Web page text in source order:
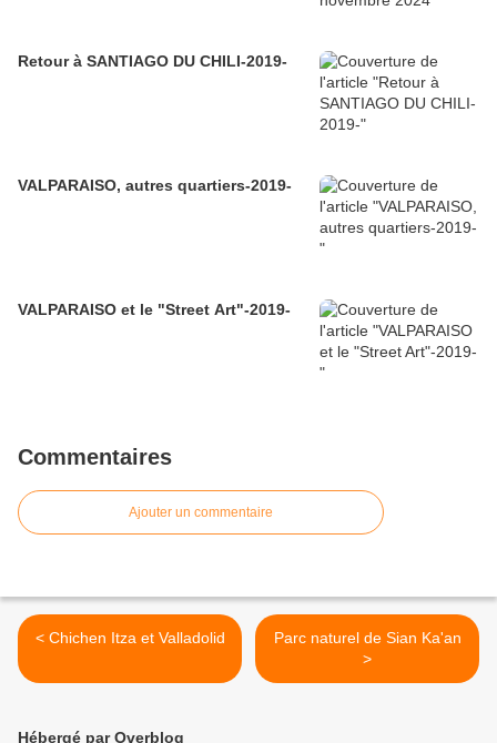
Retour à SANTIAGO DU CHILI-2019-
VALPARAISO, autres quartiers-2019-
VALPARAISO et le "Street Art"-2019-
Commentaires
Ajouter un commentaire
< Chichen Itza et Valladolid
Parc naturel de Sian Ka'an
>
Hébergé par Overblog